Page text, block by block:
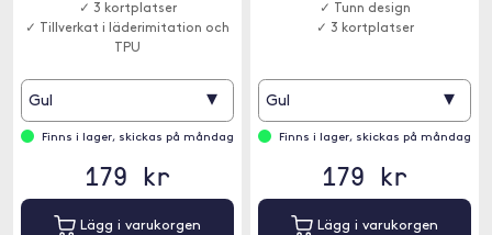
✓ 3 kortplatser
✓ Tillverkat i läderimitation och
TPU
Gul ▾
Finns i lager, skickas på måndag
179 kr
Lägg i varukorgen
✓ Tunn design
✓ 3 kortplatser
Gul ▾
Finns i lager, skickas på måndag
179 kr
Lägg i varukorgen